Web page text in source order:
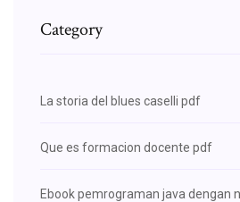
Category
La storia del blues caselli pdf
Que es formacion docente pdf
Ebook pemrograman java dengan